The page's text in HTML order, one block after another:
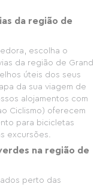
da região de
escolha o
da região de Grand
úteis dos seus
da sua viagem de
alojamentos com
Ciclismo) oferecem
para bicicletas
excursões.
na região de
perto das